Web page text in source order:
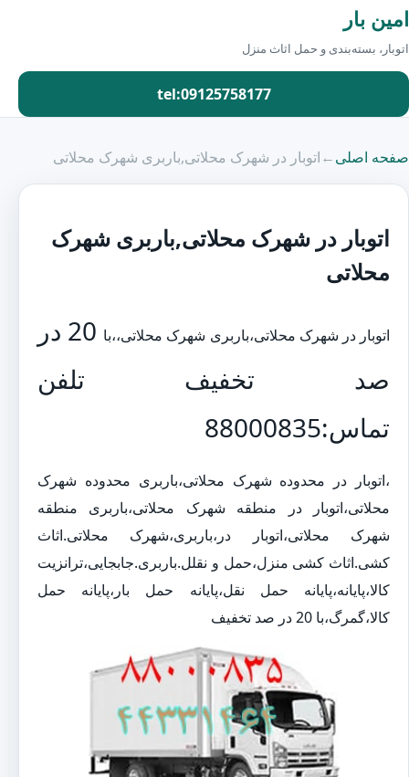
امین بار
اتوبار، بسته‌بندی و حمل اثاث منزل
tel:09125758177
صفحه اصلی←اتوبار در شهرک محلاتی,باربری شهرک محلاتی
اتوبار در شهرک محلاتی,باربری شهرک
محلاتی
اتوبار در شهرک محلاتی،باربری شهرک محلاتی،،با
20 در
صد تخفیف تلفن
تماس:88000835
،اتوبار در محدوده شهرک محلاتی،باربری محدوده شهرک
محلاتی،اتوبار در منطقه شهرک محلاتی،باربری منطقه
شهرک محلاتی،اتوبار در،باربری،شهرک محلاتی.اثاث
کشی.اثاث کشی منزل،حمل و نقلل.باربری.جابجایی،ترانزیت
کالا،پایانه،پایانه حمل نقل،پایانه حمل بار،پایانه حمل
کالا،گمرگ،با 20 در صد تخفیف